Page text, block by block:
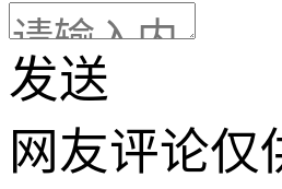
发送
网友评论